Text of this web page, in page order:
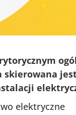
skierowana
elektryczne